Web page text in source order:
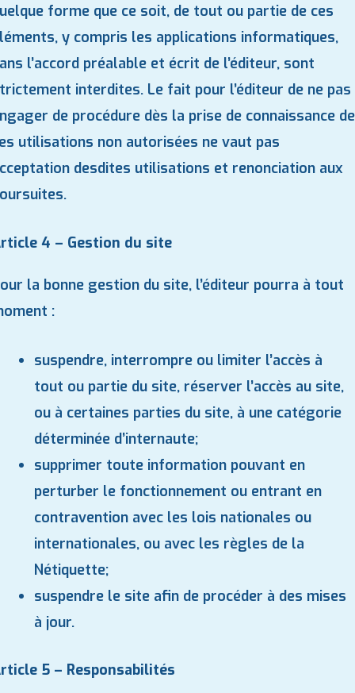
forme que ce soit, de tout ou partie de ces
y compris les applications informatiques,
l’accord préalable et écrit de l’éditeur, sont
interdites. Le fait pour l’éditeur de ne pas
de procédure dès la prise de connaissance de
utilisations non autorisées ne vaut pas
desdites utilisations et renonciation aux
4 – Gestion du site
la bonne gestion du site, l’éditeur pourra à tout
:
suspendre, interrompre ou limiter l’accès à
tout ou partie du site, réserver l’accès au site,
ou à certaines parties du site, à une catégorie
déterminée d’internaute;
supprimer toute information pouvant en
perturber le fonctionnement ou entrant en
contravention avec les lois nationales ou
internationales, ou avec les règles de la
Nétiquette;
suspendre le site afin de procéder à des mises
à jour.
5 – Responsabilités